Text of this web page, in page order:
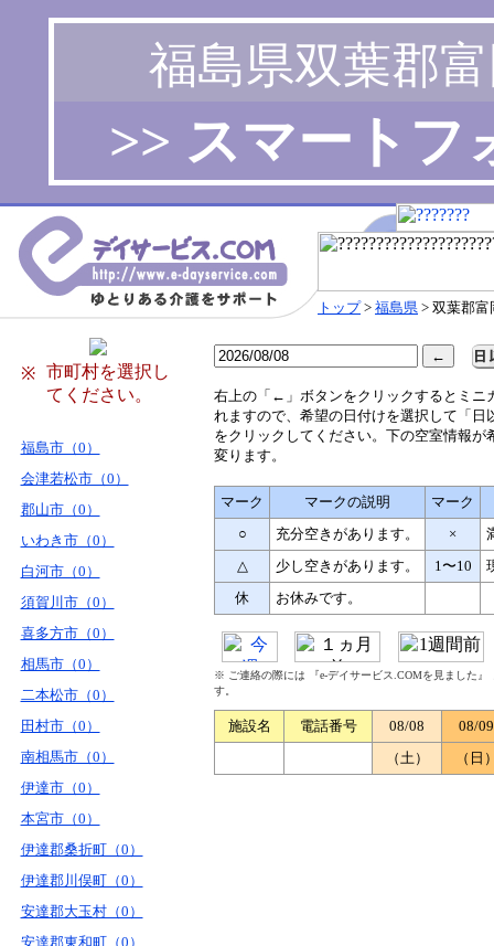
福島県双葉郡
>> スマートフ
トップ> 福島県 > 双葉郡富
※
市町村を選択し
てください。
福島市（0）
会津若松市（0）
郡山市（0）
いわき市（0）
白河市（0）
須賀川市（0）
喜多方市（0）
相馬市（0）
二本松市（0）
田村市（0）
南相馬市（0）
伊達市（0）
本宮市（0）
伊達郡桑折町（0）
伊達郡川俣町（0）
安達郡大玉村（0）
安達郡東和町（0）
右 上の「←」ボタンをクリックするとミニ
れますので、希望の日付けを選択して「日
をクリックしてください。下の空室情報が
変ります。
マーク マークの説明
マーク
○
充分空きがあります。 ×
△
少し空きがあります。 1〜10
休
お休みです。
※ ご連絡の際には 『e-デイサービス.COMを見ました
す。
施設名 電話番号 08/08
08/09
（土）
（日